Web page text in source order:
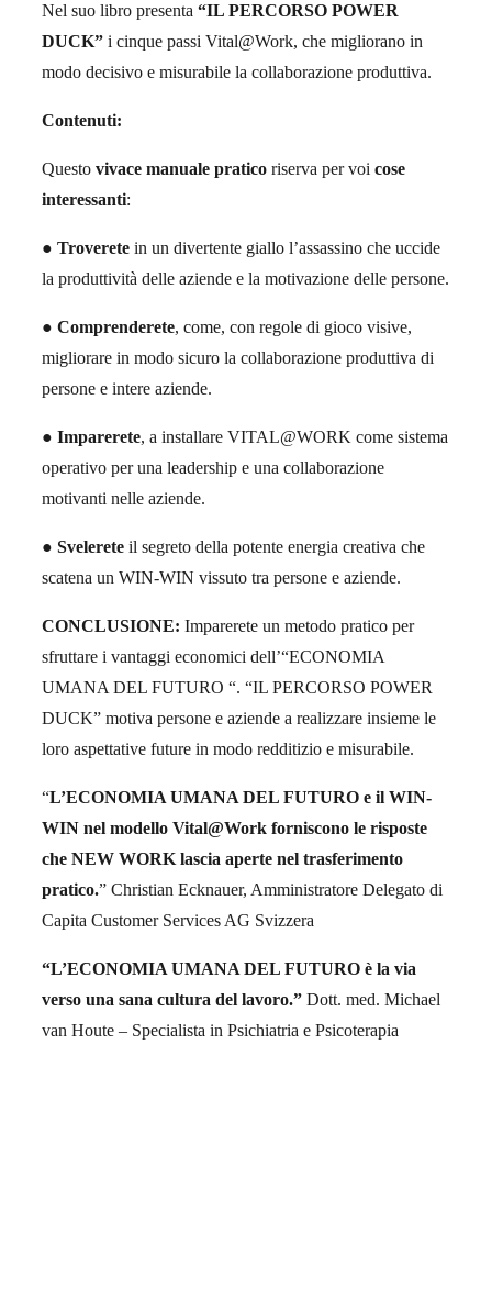
Nel suo libro presenta “IL PERCORSO POWER
DUCK”i cinque passi Vital@Work, che migliorano in
modo decisivo e misurabile la collaborazione produttiva.
Contenuti:
Questo vivace manuale praticoriserva per voi cose
interessanti:
● Troveretein un divertente giallo l’assassino che uccide
la produttività delle aziende e la motivazione delle persone.
● Comprenderete, come, con regole di gioco visive,
migliorare in modo sicuro la collaborazione produttiva di
persone e intere aziende.
● Imparerete, a installare VITAL@WORK come sistema
operativo per una leadership e una collaborazione
motivanti nelle aziende.
● Svelereteil segreto della potente energia creativa che
scatena un WIN-WIN vissuto tra persone e aziende.
CONCLUSIONE: Imparerete un metodo pratico per
sfruttare i vantaggi economici dell’“ECONOMIA
UMANA DEL FUTURO “. “IL PERCORSO POWER
DUCK” motiva persone e aziende a realizzare insieme le
loro aspettative future in modo redditizio e misurabile.
“L’ECONOMIA UMANA DEL FUTURO e il WIN-
WIN nel modello Vital@Work forniscono le risposte
che NEW WORK lascia aperte nel trasferimento
pratico.” Christian Ecknauer, Amministratore Delegato di
Capita Customer Services AG Svizzera
“L’ECONOMIA UMANA DEL FUTURO è la via
verso una sana cultura del lavoro.”Dott. med. Michael
van Houte – Specialista in Psichiatria e Psicoterapia